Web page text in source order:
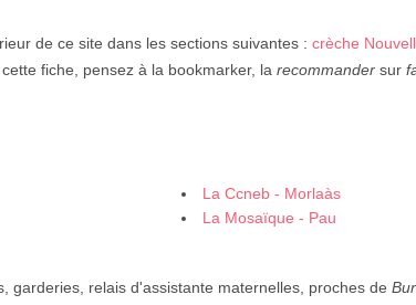
de ce site dans les sections suivantes : crèche
fiche, pensez à la bookmarker, la recommander sur
La Ccneb - Morlaàs
La Mosaïque - Pau
garderies, relais d'assistante maternelles, proches de